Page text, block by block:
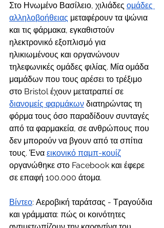
Στο Ηνωμένο Βασίλειο, χιλιάδες ομάδες
αλληλοβοήθειας μεταφέρουν τα ψώνια
και τις φάρμακα, εγκαθιστούν
ηλεκτρονικό εξοπλισμό για
ηλικιωμένους και οργανώνουν
τηλεφωνικές ομάδες φιλίας. Μία ομάδα
μαμάδων που τους αρέσει το τρέξιμο
στο Bristol έχουν μετατραπεί σε
διανομείς φαρμάκων διατηρώντας τη
φόρμα τους όσο παραδίδουν συνταγές
από τα φαρμακεία, σε ανθρώπους που
δεν μπορούν να βγουν από τα σπίτια
τους. Ένα εικονικό παμπ-κουίζ
οργανώθηκε στο Facebook και έφερε
σε επαφή 100.000 άτομα.
Βίντεο: Αεροβική ταράτσας - Τραγούδια
και γράμματα: πώς οι κοινότητες